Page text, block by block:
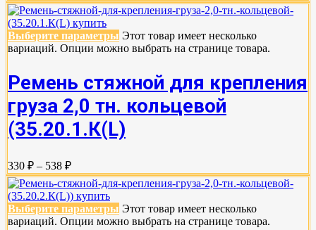
Выберите параметры Этот товар имеет несколько
вариаций. Опции можно выбрать на странице товара.
Ремень стяжной для крепления
груза 2,0 тн. кольцевой
(35.20.1.К(L)
330 ₽ – 538 ₽
Выберите параметры Этот товар имеет несколько
вариаций. Опции можно выбрать на странице товара.